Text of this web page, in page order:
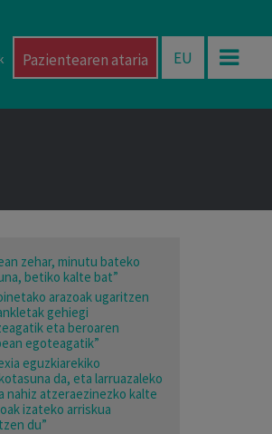
Pazientearen ataria EU
zehar, minutu bateko
betiko kalte bat”
oinetako arazoak ugaritzen
gehiegi
eta beroaren
egoteagatik”
eguzkiarekiko
da, eta larruazaleko
nahiz atzeraezinezko kalte
izateko arriskua
du”